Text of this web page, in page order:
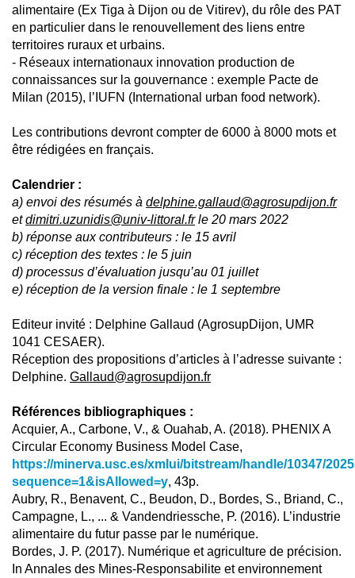
alimentaire (Ex Tiga à Dijon ou de Vitirev), du rôle des PAT
en particulier dans le renouvellement des liens entre
territoires ruraux et urbains.
- Réseaux internationaux innovation production de
connaissances sur la gouvernance : exemple Pacte de
Milan (2015), l’IUFN (International urban food network).
Les contributions devront compter de 6000 à 8000 mots et
être rédigées en français.
Calendrier :
a) envoi des résumés à delphine.gallaud@agrosupdijon.fr
etdimitri.uzunidis@univ-littoral.frle 20 mars 2022
b) réponse aux contributeurs : le 15 avril
c) réception des textes : le 5 juin
d) processus d’évaluation jusqu’au 01 juillet
e) réception de la version finale : le 1 septembre
Editeur invité : Delphine Gallaud (AgrosupDijon, UMR
1041 CESAER).
Réception des propositions d’articles à l’adresse suivante :
Delphine. Gallaud@agrosupdijon.fr
Références bibliographiques :
Acquier, A., Carbone, V., & Ouahab, A. (2018). PHENIX A
Circular Economy Business Model Case,
https://minerva.usc.es/xmlui/bitstream/handle/10347/
sequence=1&isAllowed=y, 43p.
Aubry, R., Benavent, C., Beudon, D., Bordes, S., Briand, C.,
Campagne, L., ... & Vandendriessche, P. (2016). L’industrie
alimentaire du futur passe par le numérique.
Bordes, J. P. (2017). Numérique et agriculture de précision.
In Annales des Mines-Responsabilite et environnement